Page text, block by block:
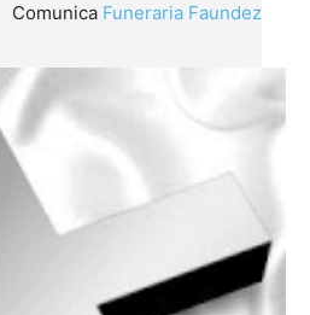
Comunica Funeraria Faundez